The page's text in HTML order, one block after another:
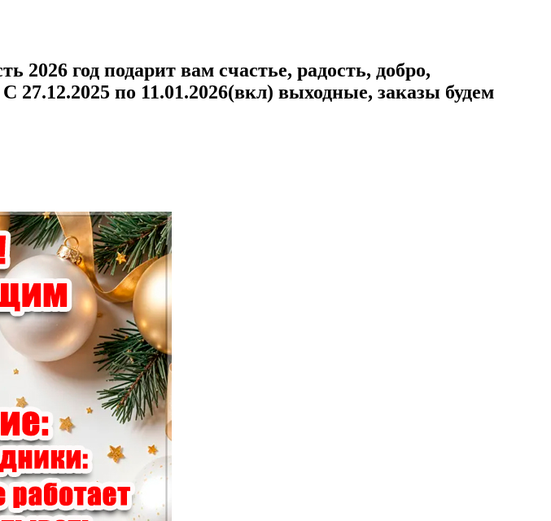
год подарит вам счастье, радость, добро,
по 11.01.2026(вкл) выходные, заказы будем